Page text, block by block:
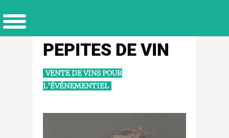
PEPITES DE VIN
VENTE DE VINS POUR
L'ÉVÉNEMENTIEL